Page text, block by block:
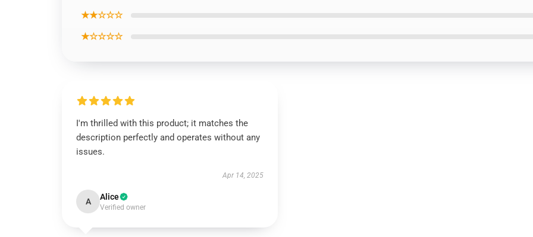
★★☆☆☆
★☆☆☆☆
I'm thrilled with this product; it matches the
description perfectly and operates without any
issues.
Apr 14, 2025
A Alice
Verified owner